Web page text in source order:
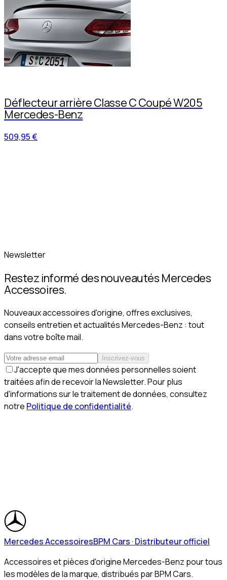
Déflecteur arrière Classe C Coupé W205
Mercedes-Benz
509,95 €
Newsletter
Restez informé des nouveautés Mercedes
Accessoires.
Nouveaux accessoires d'origine, offres exclusives,
conseils entretien et actualités Mercedes-Benz : tout
dans votre boîte mail.
Inscrivez-vous
J'accepte que mes données personnelles soient
traitées afin de recevoir la Newsletter. Pour plus
d'informations sur le traitement de données, consultez
notre Politique de confidentialité.
Mercedes AccessoiresBPM Cars · Distributeur officiel
Accessoires et pièces d'origine Mercedes-Benz pour tous
les modèles de la marque, distribués par BPM Cars.